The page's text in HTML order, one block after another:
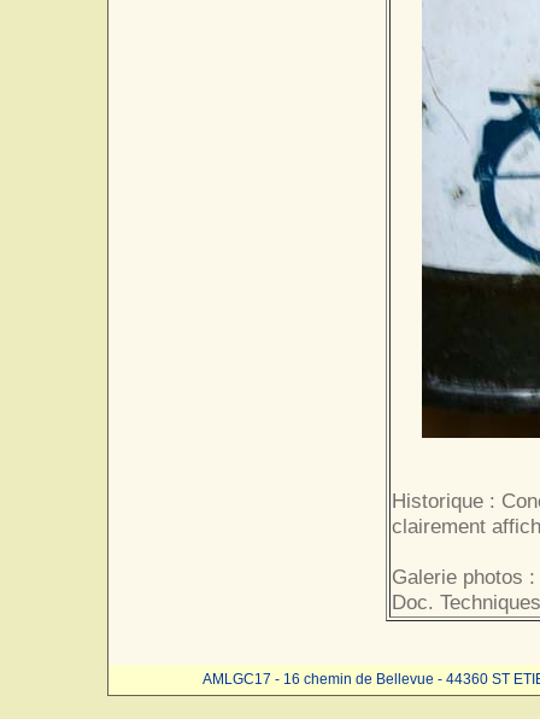
Historique :
clairement
Galerie photos :
Doc.
AMLGC17 - 16 chemin de Bellevue - 44360 ST